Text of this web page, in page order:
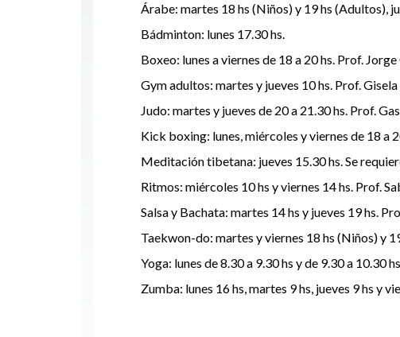
Árabe: martes 18 hs (Niños) y 19 hs (Adultos),
Bádminton: lunes 17.30 hs.
Boxeo: lunes a viernes de 18 a 20 hs. Prof.
Gym adultos: martes y jueves 10 hs. Prof.
Judo: martes y jueves de 20 a 21.30 hs. Prof.
Kick boxing: lunes, miércoles y viernes de 18 a
Meditación tibetana: jueves 15.30 hs. Se
Ritmos: miércoles 10 hs y viernes 14 hs. Prof.
Salsa y Bachata: martes 14 hs y jueves 19 hs.
Taekwon-do: martes y viernes 18 hs (Niños) y
Yoga: lunes de 8.30 a 9.30 hs y de 9.30 a 10.30
Zumba: lunes 16 hs, martes 9 hs, jueves 9 hs y